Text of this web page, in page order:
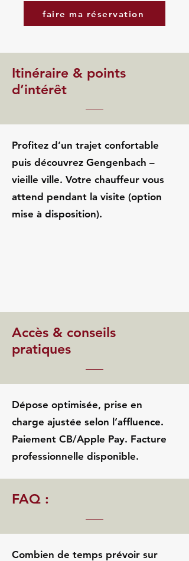
faire ma réservation
Itinéraire & points
d’intérêt
Profitez d’un trajet confortable
puis découvrez Gengenbach –
vieille ville. Votre chauffeur vous
attend pendant la visite (option
mise à disposition).
Accès & conseils
pratiques
Dépose optimisée, prise en
charge ajustée selon l’affluence.
Paiement CB/Apple Pay. Facture
professionnelle disponible.
FAQ :
Combien de temps prévoir sur